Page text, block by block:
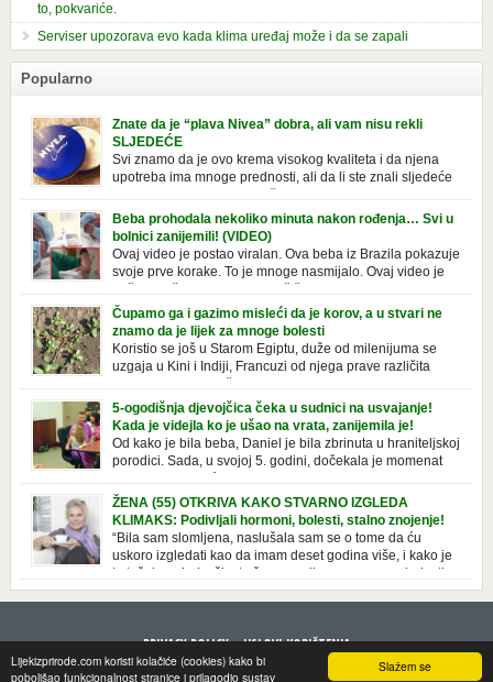
Slažem se
Lijekizprirode.com koristi kolačiće (cookies) kako bi
poboljšao funkcionalnost stranice i prilagodio sustav
to, pokvariće.
Serviser upozorava evo kada klima uređaj može i da se zapali
Popularno
Znate da je “plava Nivea” dobra, ali vam nisu rekli
SLJEDEĆE
Svi znamo da je ovo krema visokog kvaliteta i da njena
upotreba ima mnoge prednosti, ali da li ste znali sljedeće
o njoj. Nivea krema u klasičnoj, plavoj kutiji,
prepoznatljivog mirisa i jednostavne formule, jeste nezamenljiv inventar
u kupatilima i muškaraca i žena. Mnogi ljudi se ne odvajaju od nje, pa je
čak nose sa […]
Beba prohodala nekoliko minuta nakon rođenja… Svi u
bolnici zanijemili! (VIDEO)
Ovaj video je postao viralan. Ova beba iz Brazila pokazuje
svoje prve korake. To je mnoge nasmijalo. Ovaj video je
baš neobičan. Ne viđamo baš često ovakve korake kod
novorođenih beba. Video je snimila babica, pregledalo ga je preko 80
miliona ljudi. Ove babice su ostale u čudu nakon što su vidjeli kako
beba želi […]
Čupamo ga i gazimo misleći da je korov, a u stvari ne
znamo da je lijek za mnoge bolesti
Koristio se još u Starom Egiptu, duže od milenijuma se
uzgaja u Kini i Indiji, Francuzi od njega prave različita
čupamo ga i bacamo kao korov! Tušt je jednogodišnji, ali vrlo uporan
“korov” koji, ka­da nam se jednom nastani u bašti ili dvorištu, teško ga se
5-ogodišnja djevojčica čeka u sudnici na usvajanje!
Kada je videjla ko je ušao na vrata, zanijemila je!
Od kako je bila beba, Daniel je bila zbrinuta u hraniteljskoj
porodici. Sada, u svojoj 5. godini, dočekala je momenat
je bio veoma poseban za djevojčicu i njenu novu porodicu, ali je uskoro
postao još čarobniji, zahvaljujući socijalnom radniku koji poznaje
Daniel. Njenoj novoj porodici je […]
ŽENA (55) OTKRIVA KAKO STVARNO IZGLEDA
KLIMAKS: Podivljali hormoni, bolesti, stalno znojenje!
“Bila sam slomljena, naslušala sam se o tome da ću
uskoro izgledati kao da imam deset godina više, i kako je
to težak period u životu žene, podloga za mnoge bolesti,
gotovo da nema lijeka”, priča Violeta. “Kada sam napunila 48 godina,
PRIVACY POLICY USLOVI KORIŠTENJA
© 2013 LijekizPrirode. All rights reserved